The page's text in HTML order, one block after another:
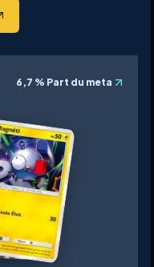
6,7 % Part du meta